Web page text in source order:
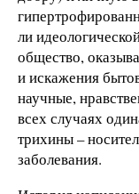
ли
общество,
и искажения
научные,
всех случаях
трихины –
заболевания.